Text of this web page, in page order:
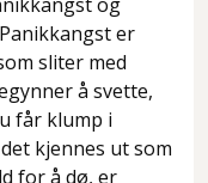
er
sliter med
å svette,
får klump i
kjennes ut som
for å dø, er